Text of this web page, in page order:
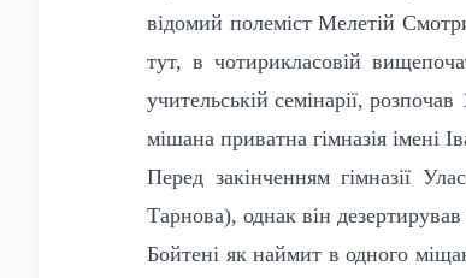
відомий полеміст Мелетій
тут, в чотирикласовій
учительській семінарії,
мішана приватна гімназія імені
Перед закінченням гімназії
Тарнова), однак він
Бойтені як наймит в одного